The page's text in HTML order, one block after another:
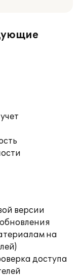
версии
на
доступа